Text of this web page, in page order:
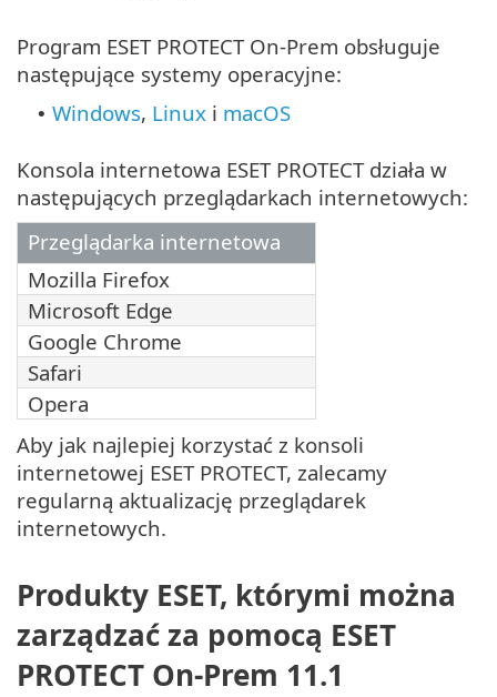
Program ESET PROTECT On-Prem obsługuje
następujące systemy operacyjne:
• Windows, Linux i macOS
Konsola internetowa ESET PROTECT działa w
następujących przeglądarkach internetowych:
Przeglądarka internetowa
Mozilla Firefox
Microsoft Edge
Google Chrome
Safari
Opera
Aby jak najlepiej korzystać z konsoli
internetowej ESET PROTECT, zalecamy
regularną aktualizację przeglądarek
internetowych.
Produkty ESET, którymi można
zarządzać za pomocą ESET
PROTECT On-Prem 11.1